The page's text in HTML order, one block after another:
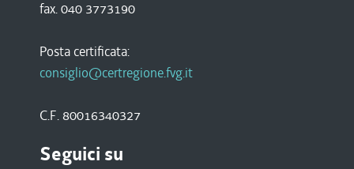
fax. 040 3773190
Posta certificata:
consiglio@certregione.fvg.it
C.F. 80016340327
Seguici su